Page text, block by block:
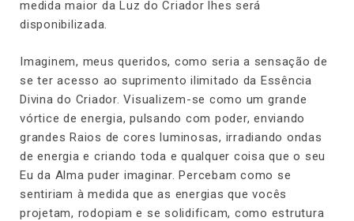
medida maior da Luz do Criador lhes será
disponibilizada.
Imaginem, meus queridos, como seria a sensação de
se ter acesso ao suprimento ilimitado da Essência
Divina do Criador. Visualizem-se como um grande
vórtice de energia, pulsando com poder, enviando
grandes Raios de cores luminosas, irradiando ondas
de energia e criando toda e qualquer coisa que o seu
Eu da Alma puder imaginar. Percebam como se
sentiriam à medida que as energias que vocês
projetam, rodopiam e se solidificam, como estrutura